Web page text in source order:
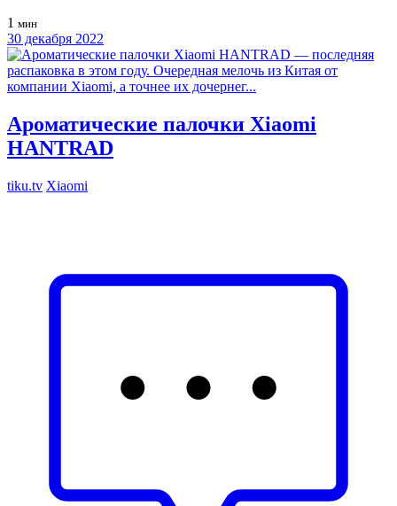
1 мин
30 декабря 2022
Ароматические палочки Xiaomi
HANTRAD
tiku.tv Xiaomi